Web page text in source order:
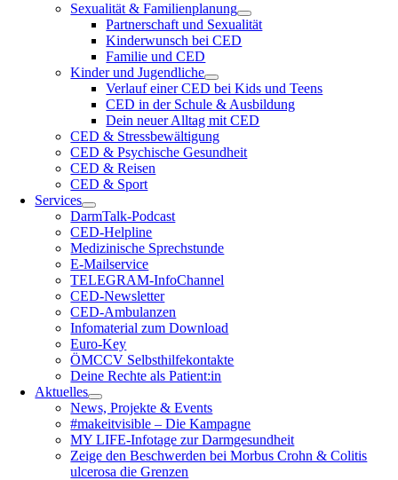
Sexualität & Familienplanung
Partnerschaft und Sexualität
Kinderwunsch bei CED
Familie und CED
Kinder und Jugendliche
Verlauf einer CED bei Kids und Teens
CED in der Schule & Ausbildung
Dein neuer Alltag mit CED
CED & Stressbewältigung
CED & Psychische Gesundheit
CED & Reisen
CED & Sport
Services
DarmTalk-Podcast
CED-Helpline
Medizinische Sprechstunde
E-Mailservice
TELEGRAM-InfoChannel
CED-Newsletter
CED-Ambulanzen
Infomaterial zum Download
Euro-Key
ÖMCCV Selbsthilfekontakte
Deine Rechte als Patient:in
Aktuelles
News, Projekte & Events
#makeitvisible – Die Kampagne
MY LIFE-Infotage zur Darmgesundheit
Zeige den Beschwerden bei Morbus Crohn & Colitis
ulcerosa die Grenzen